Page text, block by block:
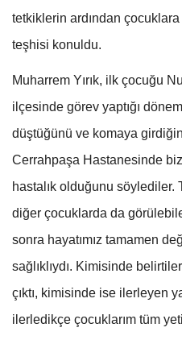
tetkiklerin ardından
teşhisi konuldu.
Muharrem Yırık, ilk çocuğu
ilçesinde görev yaptığı
düştüğünü ve komaya
Cerrahpaşa Hastanesinde
hastalık olduğunu söylediler.
diğer çocuklarda da
sonra hayatımız tamamen
sağlıklıydı. Kimisinde
çıktı, kimisinde ise ilerleyen
ilerledikçe çocuklarım tüm